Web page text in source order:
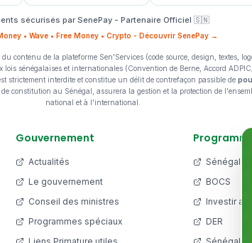
sécurisés par SenePay - Partenaire Officiel 🇸🇳
• Wave • Free Money • Crypto - Découvrir SenePay →
contenu de la plateforme Sen'Services (code source, design, textes,
sénégalaises et internationales (Convention de Berne, Accord
strictement interdite et constitue un délit de contrefaçon passible de
constitution au Sénégal, assurera la gestion et la protection de
national et à l'international.
Gouvernement
Actualités
Le gouvernement
Conseil des ministres
Programmes spéciaux
Sénégal
BOCS
Investir au
DER